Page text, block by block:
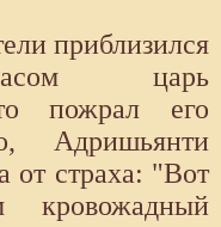
приблизился
царь
пожрал его
Адришьянти
от страха: "Вот
кровожадный